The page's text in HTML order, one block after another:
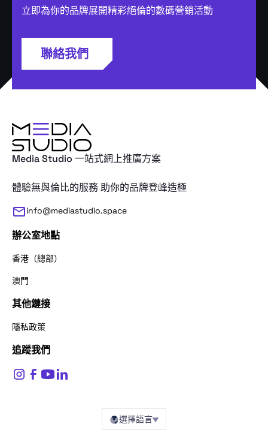
立即為你的品牌展開精彩絕倫的數碼營銷活動
聯絡我們
Media Studio 一站式網上推廣方案
體驗無與倫比的服務 助你的品牌登峰造極
info@mediastudio.space
辦公室地點
香港（總部）
澳門
其他鏈接
隱私政策
追蹤我們
選擇語言
$0
感謝您的查詢。請問我們應該怎麼稱呼
姓名*